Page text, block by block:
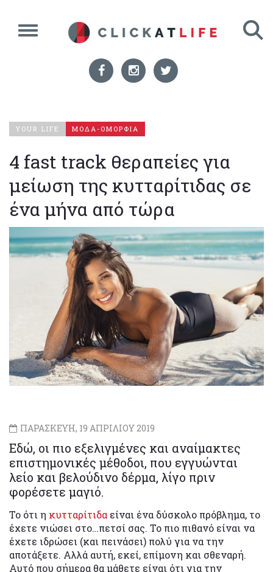
YOUR LIFE ΜΟΔΑ-ΟΜΟΡΦΙΑ
4 fast track θεραπείες για
μείωση της κυτταρίτιδας σε
ένα μήνα από τώρα
ΠΑΡΑΣΚΕΥΗ, 19 ΑΠΡΙΛΙΟΥ 2019
Εδώ, οι πιο εξελιγμένες και αναίμακτες
επιστημονικές μέθοδοι, που εγγυώνται
λείο και βελούδινο δέρμα, λίγο πριν
φορέσετε μαγιό.
Το ότι η κυτταρίτιδα είναι ένα δύσκολο πρόβλημα, το
έχετε νιώσει στο…πετσί σας. Το πιο πιθανό είναι να
έχετε ιδρώσει (και πεινάσει) πολύ για να την
αποτάξετε. Αλλά αυτή, εκεί, επίμονη και σθεναρή.
Αυτό που σήμερα θα μάθετε είναι ότι για την